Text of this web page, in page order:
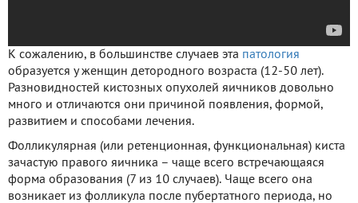
К сожалению, в большинстве случаев эта патология
образуется у женщин детородного возраста (12-50 лет).
Разновидностей кистозных опухолей яичников довольно
много и отличаются они причиной появления, формой,
развитием и способами лечения.
Фолликулярная (или ретенционная, функциональная) киста
зачастую правого яичника – чаще всего встречающаяся
форма образования (7 из 10 случаев). Чаще всего она
возникает из фолликула после пубертатного периода, но